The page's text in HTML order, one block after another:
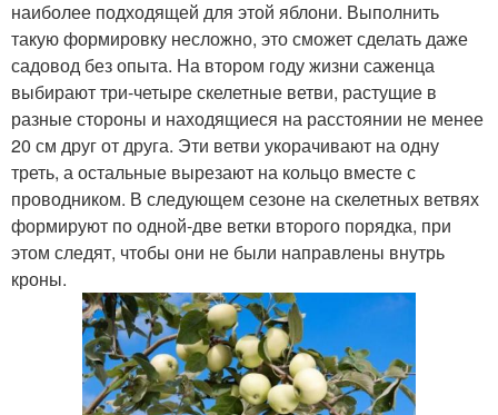
наиболее подходящей для этой яблони. Выполнить
такую формировку несложно, это сможет сделать даже
садовод без опыта. На втором году жизни саженца
выбирают три-четыре скелетные ветви, растущие в
разные стороны и находящиеся на расстоянии не менее
20 см друг от друга. Эти ветви укорачивают на одну
треть, а остальные вырезают на кольцо вместе с
проводником. В следующем сезоне на скелетных ветвях
формируют по одной-две ветки второго порядка, при
этом следят, чтобы они не были направлены внутрь
кроны.